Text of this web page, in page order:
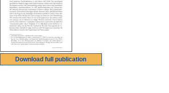
Download full publication